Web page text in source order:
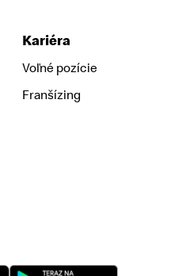
Kariéra
Voľné pozície
Franšízing